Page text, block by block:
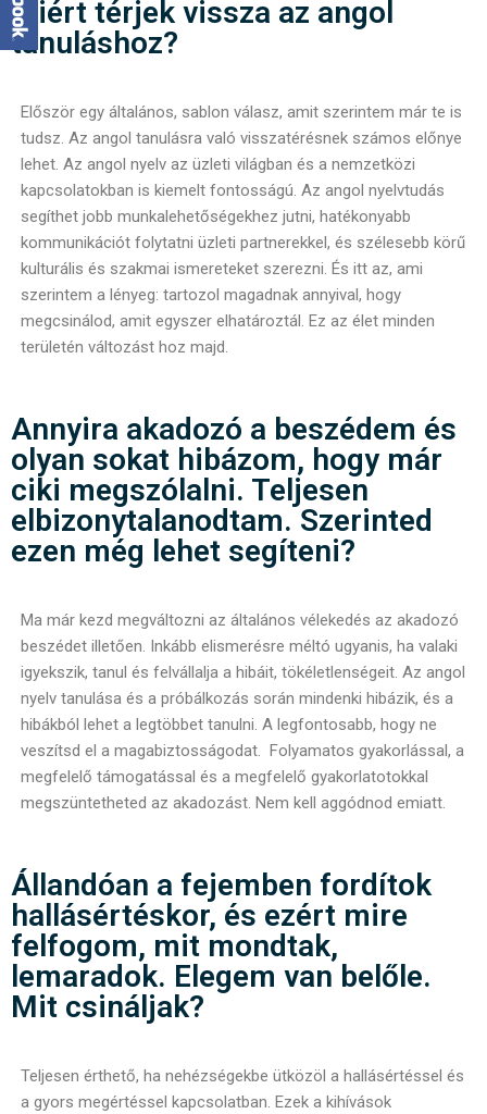
Miért térjek vissza az angol
tanuláshoz?
Először egy általános, sablon válasz, amit szerintem már te is
tudsz. Az angol tanulásra való visszatérésnek számos előnye
lehet. Az angol nyelv az üzleti világban és a nemzetközi
kapcsolatokban is kiemelt fontosságú. Az angol nyelvtudás
segíthet jobb munkalehetőségekhez jutni, hatékonyabb
kommunikációt folytatni üzleti partnerekkel, és szélesebb körű
kulturális és szakmai ismereteket szerezni. És itt az, ami
szerintem a lényeg: tartozol magadnak annyival, hogy
megcsinálod, amit egyszer elhatároztál. Ez az élet minden
területén változást hoz majd.
Annyira akadozó a beszédem és
olyan sokat hibázom, hogy már
ciki megszólalni. Teljesen
elbizonytalanodtam. Szerinted
ezen még lehet segíteni?
Ma már kezd megváltozni az általános vélekedés az akadozó
beszédet illetően. Inkább elismerésre méltó ugyanis, ha valaki
igyekszik, tanul és felvállalja a hibáit, tökéletlenségeit. Az angol
nyelv tanulása és a próbálkozás során mindenki hibázik, és a
hibákból lehet a legtöbbet tanulni. A legfontosabb, hogy ne
veszítsd el a magabiztosságodat. Folyamatos gyakorlással, a
megfelelő támogatással és a megfelelő gyakorlatotokkal
megszüntetheted az akadozást. Nem kell aggódnod emiatt.
Állandóan a fejemben fordítok
hallásértéskor, és ezért mire
felfogom, mit mondtak,
lemaradok. Elegem van belőle.
Mit csináljak?
Teljesen érthető, ha nehézségekbe ütközöl a hallásértéssel és
a gyors megértéssel kapcsolatban. Ezek a kihívások